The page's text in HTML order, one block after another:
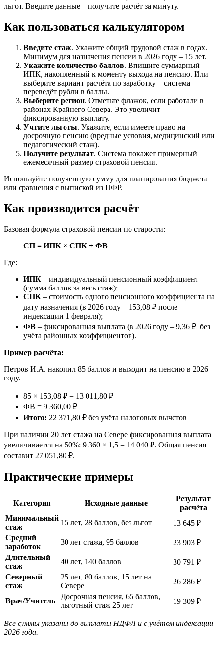
льгот. Введите данные – получите расчёт за минуту.
Как пользоваться калькулятором
Введите стаж. Укажите общий трудовой стаж в годах.
Минимум для назначения пенсии в 2026 году – 15 лет.
Укажите количество баллов. Впишите суммарный
ИПК, накопленный к моменту выхода на пенсию. Или
выберите вариант расчёта по заработку – система
переведёт рубли в баллы.
Выберите регион. Отметьте флажок, если работали в
районах Крайнего Севера. Это увеличит
фиксированную выплату.
Учтите льготы. Укажите, если имеете право на
досрочную пенсию (вредные условия, медицинский или
педагогический стаж).
Получите результат. Система покажет примерный
ежемесячный размер страховой пенсии.
Используйте полученную сумму для планирования бюджета
или сравнения с выпиской из ПФР.
Как производится расчёт
Базовая формула страховой пенсии по старости:
СП = ИПК × СПК + ФВ
Где:
ИПК – индивидуальный пенсионный коэффициент
(сумма баллов за весь стаж);
СПК – стоимость одного пенсионного коэффициента на
дату назначения (в 2026 году – 153,08 ₽ после
индексации 1 февраля);
ФВ – фиксированная выплата (в 2026 году – 9,36 ₽, без
учёта районных коэффициентов).
Пример расчёта:
Петров И.А. накопил 85 баллов и выходит на пенсию в 2026
году.
85 × 153,08 ₽ = 13 011,80 ₽
ФВ = 9 360,00 ₽
Итого: 22 371,80 ₽ без учёта налоговых вычетов
При наличии 20 лет стажа на Севере фиксированная выплата
увеличивается на 50%: 9 360 × 1,5 = 14 040 ₽. Общая пенсия
составит 27 051,80 ₽.
Практические примеры
Категория Исходные данные
Результат
расчёта
Минимальный
стаж
15 лет, 28 баллов, без льгот
13 645 ₽
Средний
заработок
30 лет стажа, 95 баллов
23 903 ₽
Длительный
стаж
40 лет, 140 баллов
30 791 ₽
Северный
стаж
25 лет, 80 баллов, 15 лет на
Севере
26 286 ₽
Врач/Учитель
Досрочная пенсия, 65 баллов,
льготный стаж 25 лет
19 309 ₽
Все суммы указаны до выплаты НДФЛ и с учётом индексации
2026 года.